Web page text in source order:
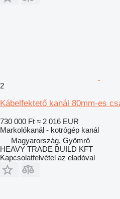
2
Kábelfektető kanál 80mm-es
730 000 Ft ≈ 2 016 EUR
Markolókanál - kotrógép kanál
Magyarország, Gyömrő
HEAVY TRADE BUILD KFT
Kapcsolatfelvétel az eladóval